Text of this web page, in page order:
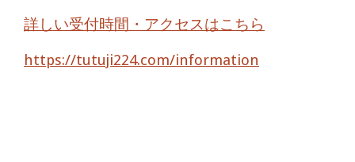
詳しい受付時間・アクセスはこちら
https://tutuji224.com/information